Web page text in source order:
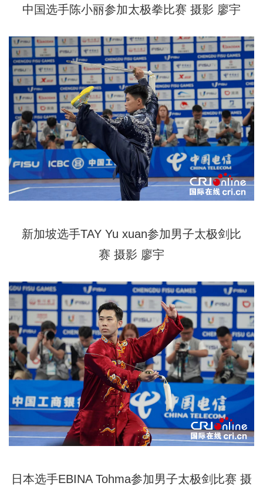
中国选手陈小丽参加太极拳比赛 摄影 廖宇
新加坡选手TAY Yu xuan参加男子太极剑比
赛 摄影 廖宇
日本选手EBINA Tohma参加男子太极剑比赛 摄